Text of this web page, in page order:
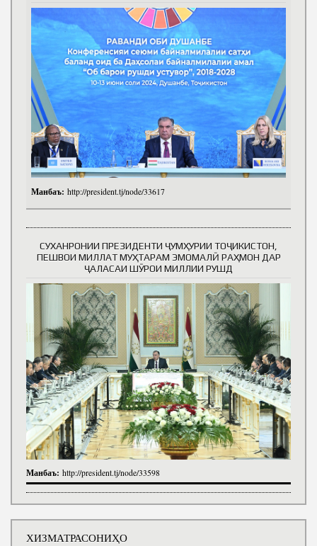
Манбаъ: http://president.tj/node/33617
СУХАНРОНИИ ПРЕЗИДЕНТИ ҶУМҲУРИИ ТОҶИКИСТОН,
ПЕШВОИ МИЛЛАТ МУҲТАРАМ ЭМОМАЛӢ РАҲМОН ДАР
ҶАЛАСАИ ШӮРОИ МИЛЛИИ РУШД
Манбаъ: http://president.tj/node/33598
ХИЗМАТРАСОНИҲО